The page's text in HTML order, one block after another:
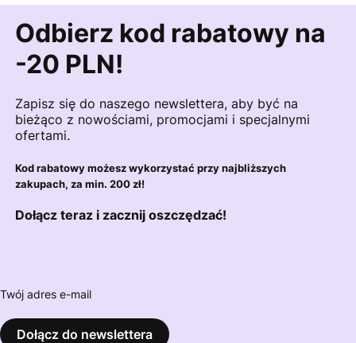
Odbierz kod rabatowy na
-20 PLN!
Zapisz się do naszego newslettera, aby być na
bieżąco z nowościami, promocjami i specjalnymi
ofertami.
Kod rabatowy możesz wykorzystać przy najbliższych
zakupach, za min. 200 zł!
Dołącz teraz i zacznij oszczędzać!
Twój adres e-mail
Dołącz do newslettera